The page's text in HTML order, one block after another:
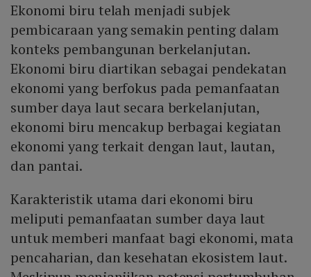
Ekonomi biru telah menjadi subjek
pembicaraan yang semakin penting dalam
konteks pembangunan berkelanjutan.
Ekonomi biru diartikan sebagai pendekatan
ekonomi yang berfokus pada pemanfaatan
sumber daya laut secara berkelanjutan,
ekonomi biru mencakup berbagai kegiatan
ekonomi yang terkait dengan laut, lautan,
dan pantai.
Karakteristik utama dari ekonomi biru
meliputi pemanfaatan sumber daya laut
untuk memberi manfaat bagi ekonomi, mata
pencaharian, dan kesehatan ekosistem laut.